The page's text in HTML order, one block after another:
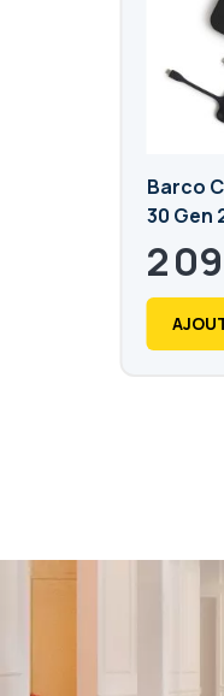
Barco
30 Gen
2
2 518,80